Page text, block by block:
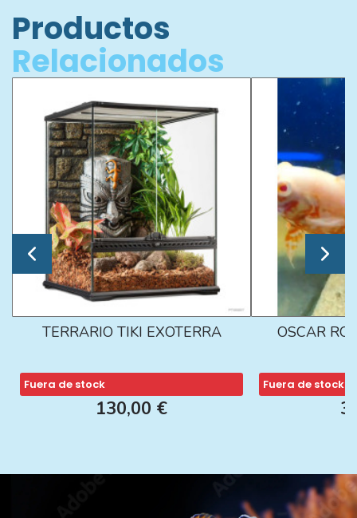
Productos
Relacionados
TERRARIO TIKI EXOTERRA
Fuera de stock
130,00 €
OSCAR
Fuera de stock